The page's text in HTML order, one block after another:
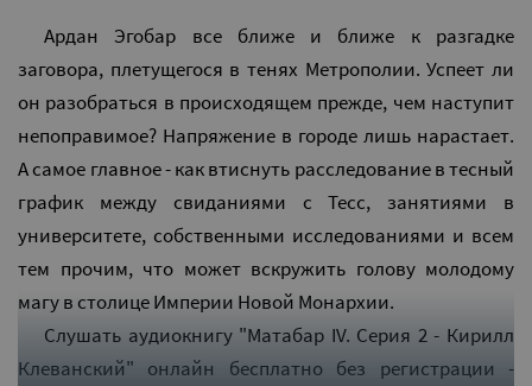
Ардан Эгобар все ближе и ближе к разгадке
заговора, плетущегося в тенях Метрополии. Успеет ли
он разобраться в происходящем прежде, чем наступит
непоправимое? Напряжение в городе лишь нарастает.
А самое главное - как втиснуть расследование в тесный
график между свиданиями с Тесс, занятиями в
университете, собственными исследованиями и всем
тем прочим, что может вскружить голову молодому
магу в столице Империи Новой Монархии.
Слушать аудиокнигу "Матабар IV. Серия 2 - Кирилл
Клеванский" онлайн бесплатно без регистрации -